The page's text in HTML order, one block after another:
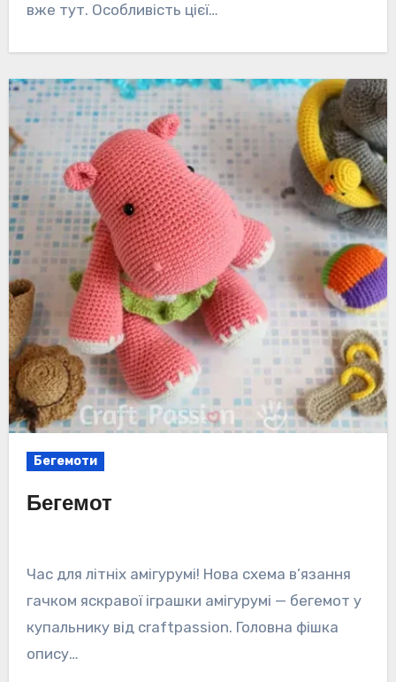
вже тут. Особливість цієї…
Бегемоти
Бегемот
Час для літніх амігурумі! Нова схема в’язання
гачком яскравої іграшки амігурумі — бегемот у
купальнику від craftpassion. Головна фішка
опису…